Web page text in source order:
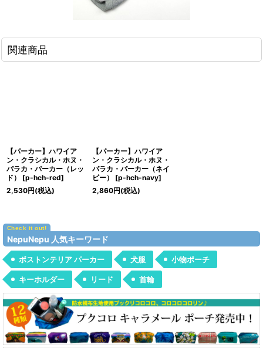
関連商品
【パーカー】ハワイア
ン・クラシカル・ホヌ・
パラカ・パーカー（レッ
ド）
[p-hch-red]
2,530円(税込)
【パーカー】ハワイア
ン・クラシカル・ホヌ・
パラカ・パーカー（ネイ
ビー）
[p-hch-navy]
2,860円(税込)
NepuNepu 人気キーワード
ボストンテリア パーカー 犬服 小物ポーチ
キーホルダー リード 首輪